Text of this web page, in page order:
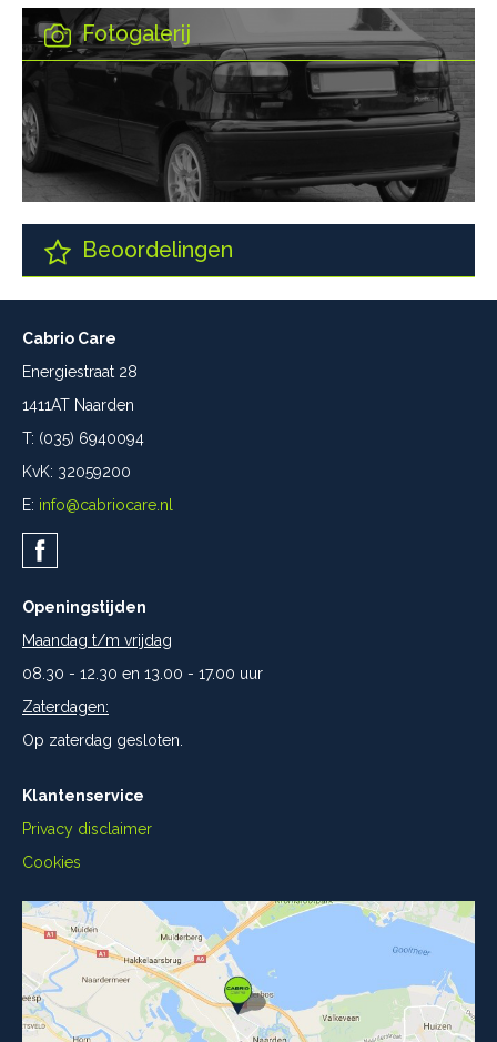
Fotogalerij
Beoordelingen
Cabrio Care
Energiestraat 28
1411AT Naarden
T: (035) 6940094
KvK: 32059200
E: info@cabriocare.nl
Openingstijden
Maandag t/m vrijdag
08.30 - 12.30 en 13.00 - 17.00 uur
Zaterdagen:
Op zaterdag gesloten.
Klantenservice
Privacy disclaimer
Cookies